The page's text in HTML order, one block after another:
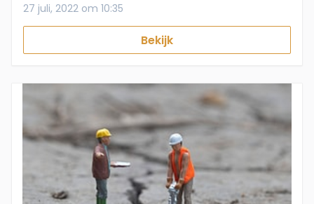
27 juli, 2022 om 10:35
Bekijk